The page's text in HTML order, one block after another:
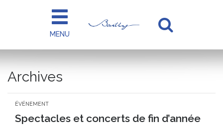
MENU
à
Archives
ÉVÉNEMENT
Spectacles et concerts de fin d’année